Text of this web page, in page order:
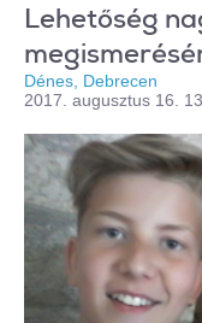
Lehetőség
Dénes, Debrecen
2017. augusztus 16.